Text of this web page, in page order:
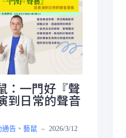
：一門好『聲
到日常的聲音
通告、 藝鼠 – 2026/3/12